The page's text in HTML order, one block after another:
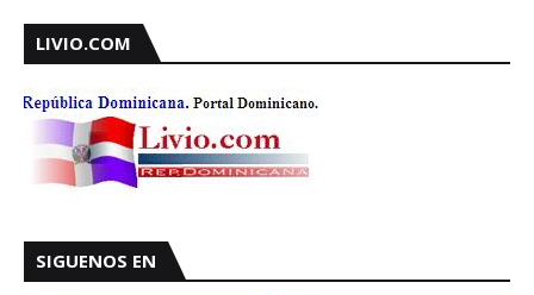
LIVIO.COM
SIGUENOS EN